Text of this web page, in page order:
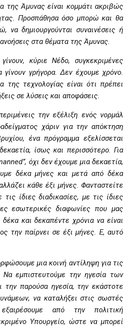
της Άμυνας είναι κομμάτι ακριβώς
Προσπάθησα όσο μπορώ και θα
δημιουργούνται συναινέσεις ή
στα θέματα της Άμυνας.
κύριε Νέδο, συγκεκριμένες
γίνουν γρήγορα. Δεν έχουμε χρόνο.
τεχνολογίας είναι ότι πρέπει
σε λύσεις και αποφάσεις.
την εξέλιξη ενός νορμάλ
χάριν για την απόκτηση
ένα πρόγραμμα εξελίσσεται
ίσως και περισσότερο. Για
όχι δεν έχουμε μια δεκαετία,
δέκα μήνες και μετά από δέκα
κάθε έξι μήνες. Φανταστείτε
ίδιες διαδικασίες, με τις ίδιες
εσωτερικές διαφωνίες που μας
και δεκαπέντε χρόνια να είναι
την παίρνει σε έξι μήνες. Ε, αυτό
μια κοινή αντίληψη για τις
Να εμπιστευτούμε την ηγεσία των
παρούσα ηγεσία, την εκάστοτε
να καταλήξει στις σωστές
από την πολιτική
Υπουργείο, ώστε να μπορεί